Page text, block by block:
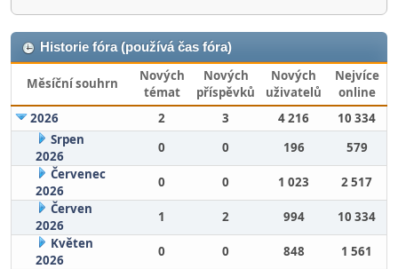
Historie fóra (používá čas fóra)
Měsíční souhrn
Nových
témat
Nových
příspěvků
Nových
uživatelů
Nejvíce
online
2026
2 3 4 216
10 334
Srpen
2026
0 0 196
579
Červenec
2026
0 0 1 023
2 517
Červen
2026
1 2 994
10 334
Květen
2026
0 0 848
1 561